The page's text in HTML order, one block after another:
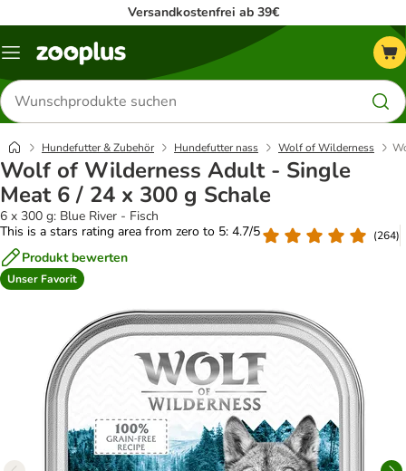
Versandkostenfrei ab 39€
Menü
Produkte
suchen
Hundefutter & Zubehör Hundefutter nass Wolf of Wilderness
Wolf of Wilderness Adult - Single
Meat 6 / 24 x 300 g Schale
6 x 300 g: Blue River - Fisch
This is a stars rating area from zero to 5: 4.7/5
(264)
Produkt bewerten
Unser Favorit